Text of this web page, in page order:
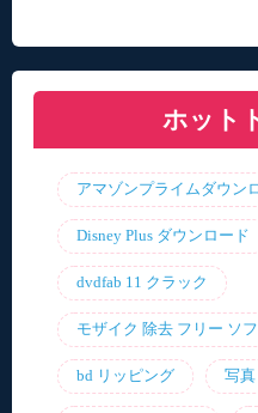
自動音声読み
やすさと機能
【2026年最新
ト・アプリお
【2026年更新
ト・アプリ8選
【2026最新】
をご紹介！最
【2026最新】
ホット
アマゾンプライムダウン
Disney Plus ダウンロード
dvdfab 11 クラック
モザイク 除去 フリー ソフ
bd リッピング 写真